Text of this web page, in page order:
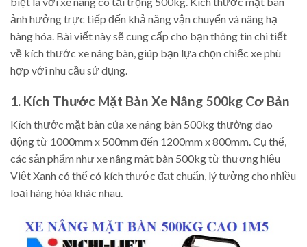
ảnh hưởng trực tiếp đến khả năng vận chuyển và nâng hạ
hàng hóa. Bài viết này sẽ cung cấp cho bạn thông tin chi tiết
về kích thước xe nâng bàn, giúp bạn lựa chọn chiếc xe phù
hợp với nhu cầu sử dụng.
1. Kích Thước Mặt Bàn Xe Nâng 500kg Cơ Bản
Kích thước mặt bàn của xe nâng bàn 500kg thường dao
động từ 1000mm x 500mm đến 1200mm x 800mm. Cụ thể,
các sản phẩm như xe nâng mặt bàn 500kg từ thương hiệu
Việt Xanh có thể có kích thước đạt chuẩn, lý tưởng cho nhiều
loại hàng hóa khác nhau.